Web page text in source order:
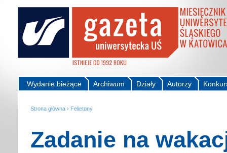
Autorzy
Działy
Archiwum
Wydanie bieżące
Strona główna › Felietony
Zadanie na